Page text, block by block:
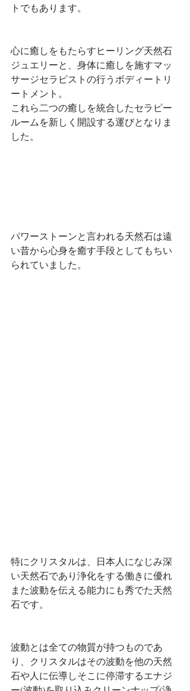
トでもあります。
心に癒しをもたらすヒーリング天然石
ジュエリーと、身体に癒しを施すマッ
サージセラピストの行うボディートリ
ートメント。
これら二つの癒しを統合したセラピー
ルームを新しく開設する運びとなりま
した。
パワーストーンと言われる天然石は遠
い昔から心身を癒す手段としてもちい
られていました。
特にクリスタルは、日本人になじみ深
い天然石であり浄化をする働きに優れ
また波動を伝える能力にも秀でた天然
石です。
波動とは全ての物質が持つものであ
り、クリスタルはその波動を他の天然
石や人に伝導しそこに停滞するエナジ